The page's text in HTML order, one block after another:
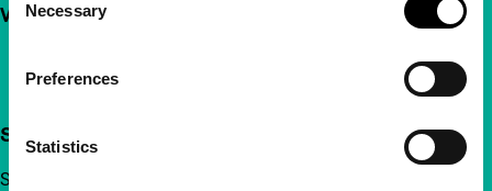
Selection
Necessary
Preferences
Statistics
Volg IFFR
Steun IFFR al vanaf €4 per maand
Sluit je aan bij een groep nieuwsgierige en verbonden